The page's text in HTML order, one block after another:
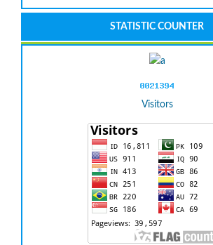
STATISTIC COUNTER
Visitors